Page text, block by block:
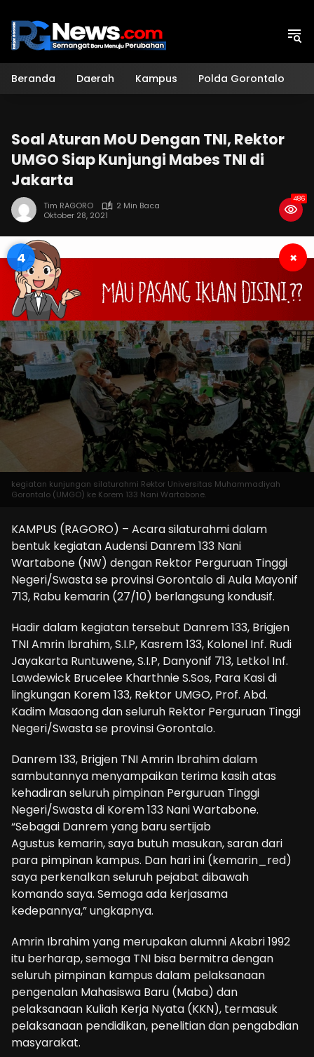
konten
Beranda Daerah Kampus Polda Gorontalo
Soal Aturan MoU Dengan TNI, Rektor
UMGO Siap Kunjungi Mabes TNI di
Jakarta
Tim RAGORO
2 Min Baca
Oktober 28, 2021
486
3 ×
kegiatan kunjungan silaturahmi Rektor Universitas Muhammadiyah
Gorontalo (UMGO) ke Korem 133 Nani Wartabone.
KAMPUS (RAGORO) – Acara silaturahmi dalam
bentuk kegiatan Audensi Danrem 133 Nani
Wartabone (NW) dengan Rektor Perguruan Tinggi
Negeri/Swasta se provinsi Gorontalo di Aula Mayonif
713, Rabu kemarin (27/10) berlangsung kondusif.
Hadir dalam kegiatan tersebut Danrem 133, Brigjen
TNI Amrin Ibrahim, S.I.P, Kasrem 133, Kolonel Inf. Rudi
Jayakarta Runtuwene, S.I.P, Danyonif 713, Letkol Inf.
Lawdewick Brucelee Kharthnie S.Sos, Para Kasi di
lingkungan Korem 133, Rektor UMGO, Prof. Abd.
Kadim Masaong dan seluruh Rektor Perguruan Tinggi
Negeri/Swasta se provinsi Gorontalo.
Danrem 133, Brigjen TNI Amrin Ibrahim dalam
sambutannya menyampaikan terima kasih atas
kehadiran seluruh pimpinan Perguruan Tinggi
Negeri/Swasta di Korem 133 Nani Wartabone.
“Sebagai Danrem yang baru sertijab
Agustus kemarin, saya butuh masukan, saran dari
para pimpinan kampus. Dan hari ini (kemarin_red)
saya perkenalkan seluruh pejabat dibawah
komando saya. Semoga ada kerjasama
kedepannya,” ungkapnya.
Amrin Ibrahim yang merupakan alumni Akabri 1992
itu berharap, semoga TNI bisa bermitra dengan
seluruh pimpinan kampus dalam pelaksanaan
pengenalan Mahasiswa Baru (Maba) dan
pelaksanaan Kuliah Kerja Nyata (KKN), termasuk
pelaksanaan pendidikan, penelitian dan pengabdian
masyarakat.